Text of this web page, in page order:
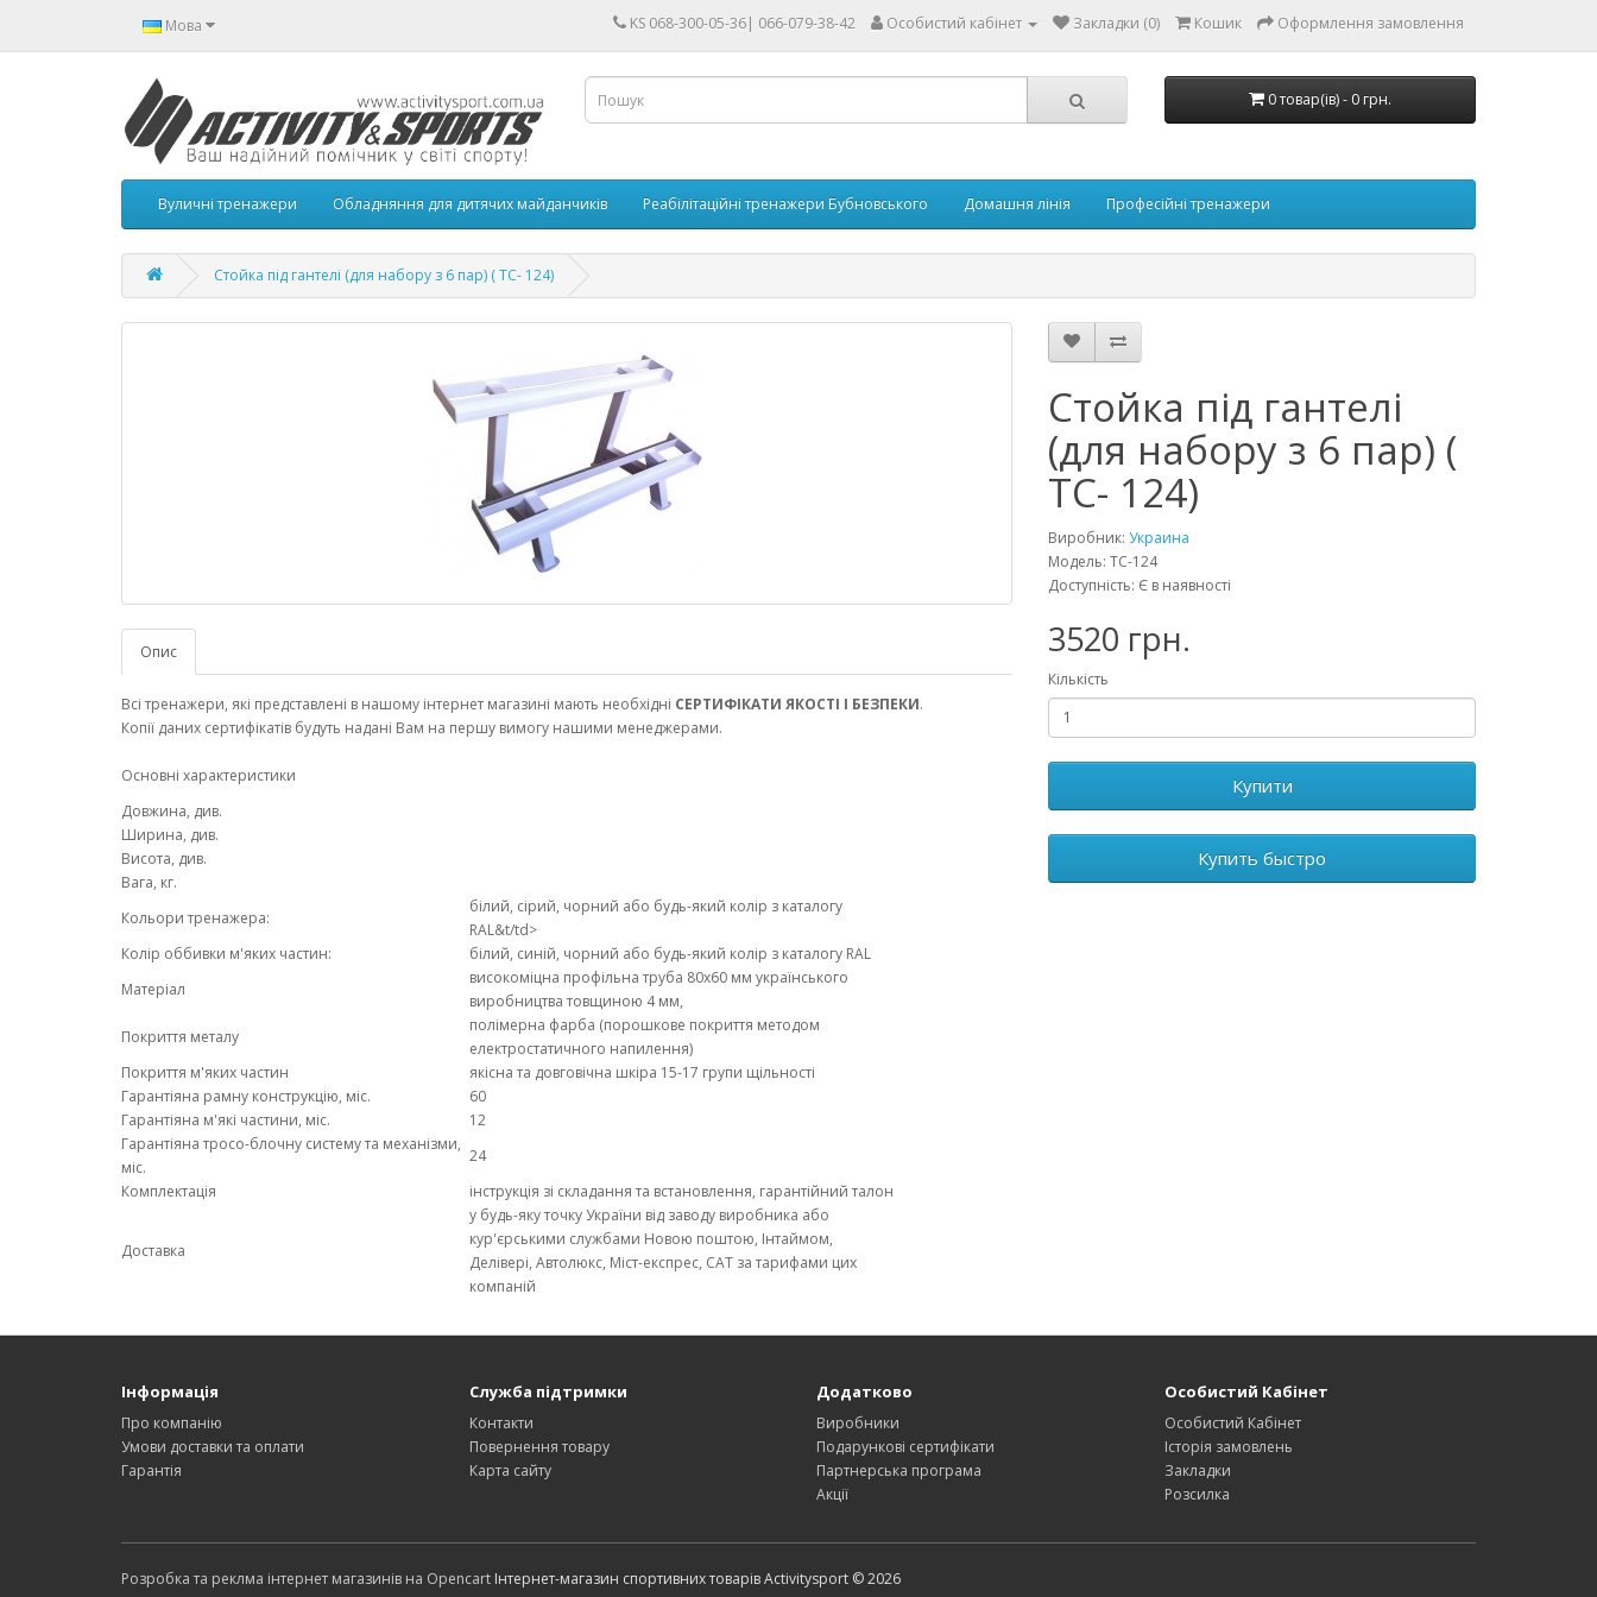
Мова KS 068-300-05-36| 066-079-38-42 Особистий кабінет Закладки (0) Кошик Оформлення замовлення
0 товар(ів) - 0 грн.
Вуличні тренажери Обладняння для дитячих майданчиків Реабілітаційні тренажери Бубновського Домашня лінія Професійні тренажери
Стойка під гантелі (для набору з 6 пар) ( ТС- 124)
Опис
Всі тренажери, які представлені в нашому інтернет магазині мають необхідні СЕРТИФІКАТИ ЯКОСТІ І БЕЗПЕКИ.
Копії даних сертифікатів будуть надані Вам на першу вимогу нашими менеджерами.
Основні характеристики
Довжина, див.
Ширина, див.
Висота, див.
Вага, кг.
Кольори тренажера:
білий, сірий, чорний або будь-який колір з каталогу
RAL&t/td>
Колір оббивки м'яких частин:
білий, синій, чорний або будь-який колір з каталогу RAL
Матеріал
високоміцна профільна труба 80х60 мм українського
виробництва товщиною 4 мм,
Покриття металу
полімерна фарба (порошкове покриття методом
електростатичного напилення)
Покриття м'яких частин
якісна та довговічна шкіра 15-17 групи щільності
Гарантіяна рамну конструкцію, міс.
60
Гарантіяна м'які частини, міс.
12
Гарантіяна тросо-блочну систему та механізми,
міс.
24
Комплектація
інструкція зі складання та встановлення, гарантійний талон
Доставка
у будь-яку точку України від заводу виробника або
кур'єрськими службами Новою поштою, Інтаймом,
Делівері, Автолюкс, Міст-експрес, CAT за тарифами цих
компаній
Стойка під гантелі
(для набору з 6 пар) (
ТС- 124)
Виробник: Украина
Модель: ТС-124
Доступність: Є в наявності
3520 грн.
Кількість
Купити
Купить быстро
Інформація
Про компанію
Умови доставки та оплати
Гарантія
Служба підтримки
Контакти
Повернення товару
Карта сайту
Додатково
Виробники
Подарункові сертифікати
Партнерська програма
Акції
Особистий Кабінет
Особистий Кабінет
Історія замовлень
Закладки
Розсилка
Розробка та реклма інтернет магазинів на Opencart Інтернет-магазин спортивних товарів Activitysport © 2026